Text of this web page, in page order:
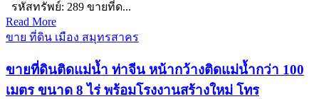
รหัสทรัพย์: 289 ขายที่ด...
Read More
ขาย ที่ดิน เมือง สมุทรสาคร
ขายที่ดินติดแม่น้ำ ท่าจีน หน้ากว้างติดแม่น้ำกว่า 100
เมตร ขนาด 8 ไร่ พร้อมโรงงานสร้างใหม่ โทร